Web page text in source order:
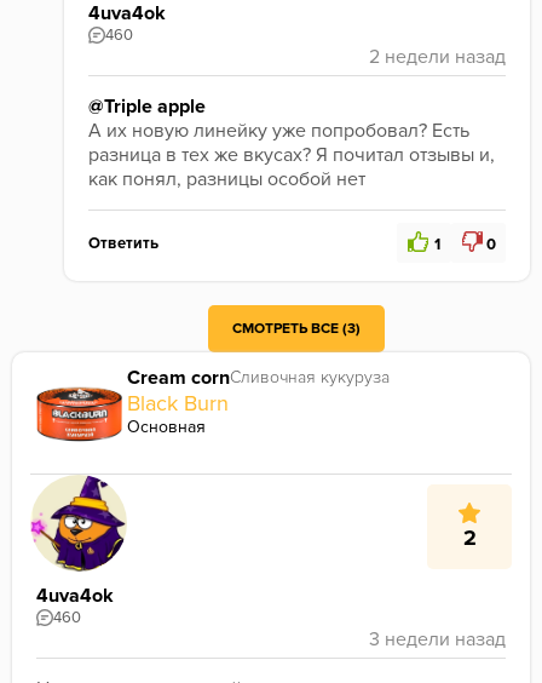
4uva4ok
460
@Triple apple
А их новую линейку уже попробовал? Есть
разница в тех же вкусах? Я почитал отзывы и,
как понял, разницы особой нет
Ответить 1 0
СМОТРЕТЬ ВСЕ (3)
Cream cornСливочная кукуруза
Black Burn
Основная
2
4uva4ok
460